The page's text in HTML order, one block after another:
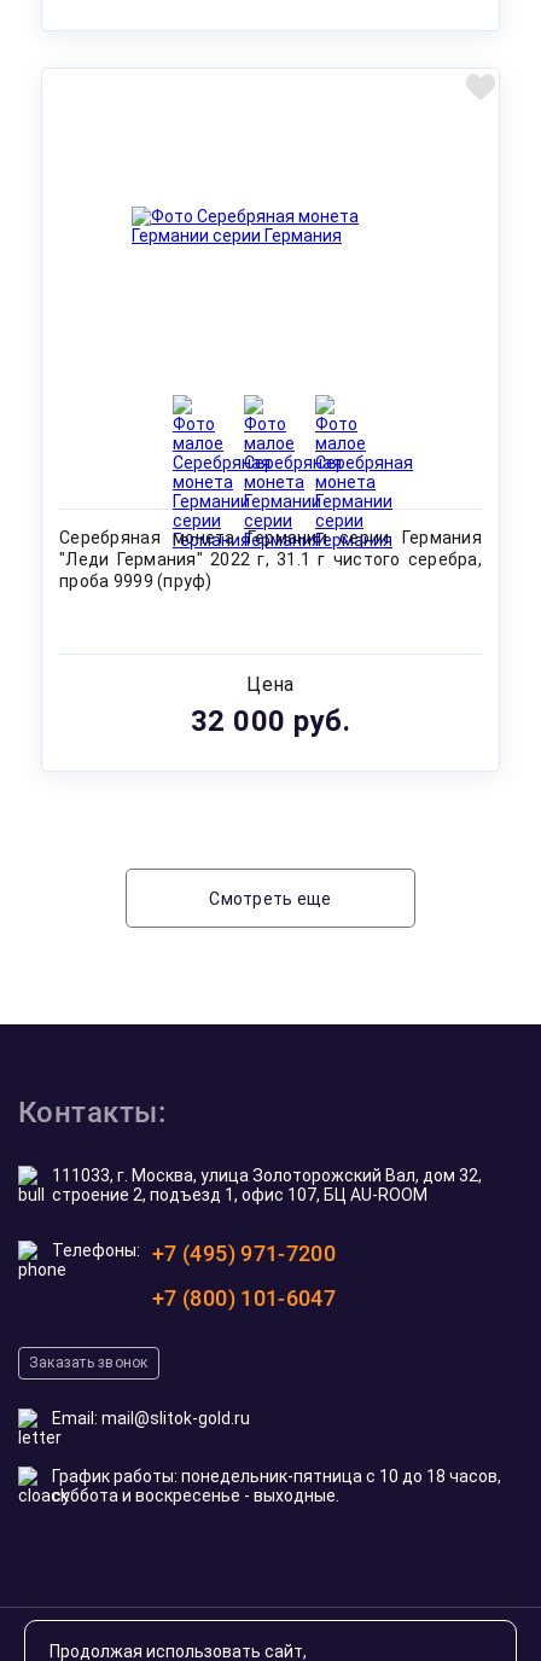
Серебряная монета Германии серии Германия
"Леди Германия" 2022 г, 31.1 г чистого серебра,
проба 9999 (пруф)
Цена
32 000 руб.
Смотреть еще
Контакты:
111033, г. Москва, улица Золоторожский Вал, дом 32,
строение 2, подъезд 1, офис 107, БЦ AU-ROOM
Телефоны:
+7 (495) 971-7200
+7 (800) 101-6047
Заказать звонок
Email: mail@slitok-gold.ru
График работы: понедельник-пятница с 10 до 18 часов,
суббота и воскресенье - выходные.
Продолжая использовать сайт,